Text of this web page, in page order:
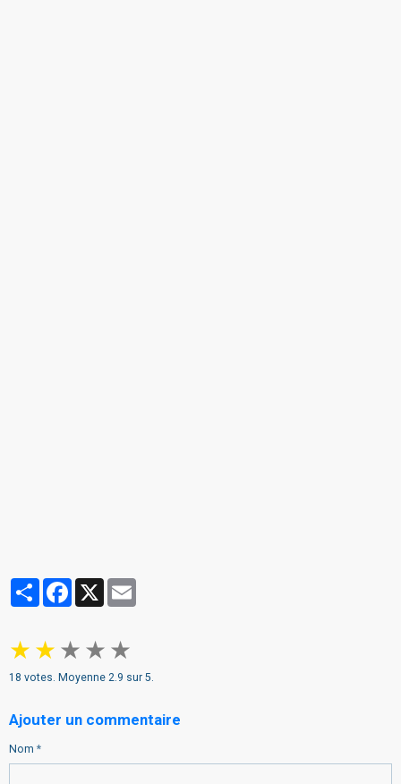
PartagerFacebook
★ ★ ★ ★ ★
18 votes. Moyenne 2.9 sur 5.
Ajouter un commentaire
Nom